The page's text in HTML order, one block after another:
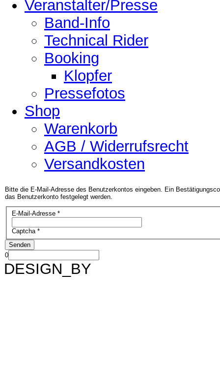
Veranstalter/Presse
Band-Info
Technical Rider
Booking
Klopfer
Pressefotos
Shop
Warenkorb
AGB / Widerrufsrecht
Versandkosten
Bitte die E-Mail-Adresse des Benutzerkontos eingeben. Ein
das Benutzerkonto festgelegt werden.
E-Mail-Adresse*
Captcha*
Senden
0
DESIGN_BY